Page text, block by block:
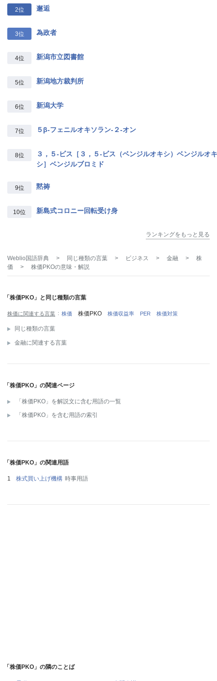
2位 邂逅
3位 為政者
4位 新潟市立図書館
5位 新潟地方裁判所
6位 新潟大学
7位 ５β‐フェニルオキソラン‐２‐オン
8位
３，５‐ビス［３，５‐ビス（ベンジルオキシ）ベンジルオキ
シ］ベンジルブロミド
9位 黙祷
10位 新島式コロニー回転受け身
ランキングをもっと見る
Weblio国語辞典 > 同じ種類の言葉 > ビジネス > 金融 >
株
価
> 株価PKOの意味・解説
「株価PKO」と同じ種類の言葉
株価に関連する言葉 株価 株価PKO 株価収益率 PER 株価対策
同じ種類の言葉
金融に関連する言葉
「株価PKO」の関連ページ
「株価PKO」を解説文に含む用語の一覧
「株価PKO」を含む用語の索引
「株価PKO」の関連用語
株式買い上げ機構 時事用語
「株価PKO」の隣のことば